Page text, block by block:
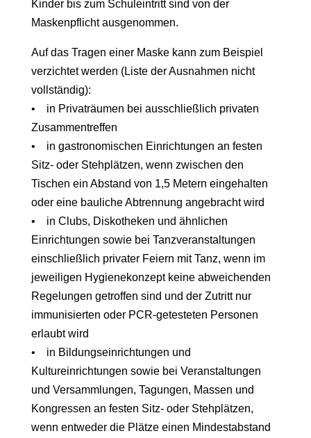
Kinder bis zum Schuleintritt sind von der
Maskenpflicht ausgenommen.
Auf das Tragen einer Maske kann zum Beispiel
verzichtet werden (Liste der Ausnahmen nicht
vollständig):
• in Privaträumen bei ausschließlich privaten
Zusammentreffen
• in gastronomischen Einrichtungen an festen
Sitz- oder Stehplätzen, wenn zwischen den
Tischen ein Abstand von 1,5 Metern eingehalten
oder eine bauliche Abtrennung angebracht wird
• in Clubs, Diskotheken und ähnlichen
Einrichtungen sowie bei Tanzveranstaltungen
einschließlich privater Feiern mit Tanz, wenn im
jeweiligen Hygienekonzept keine abweichenden
Regelungen getroffen sind und der Zutritt nur
immunisierten oder PCR-getesteten Personen
erlaubt wird
• in Bildungseinrichtungen und
Kultureinrichtungen sowie bei Veranstaltungen
und Versammlungen, Tagungen, Massen und
Kongressen an festen Sitz- oder Stehplätzen,
wenn entweder die Plätze einen Mindestabstand